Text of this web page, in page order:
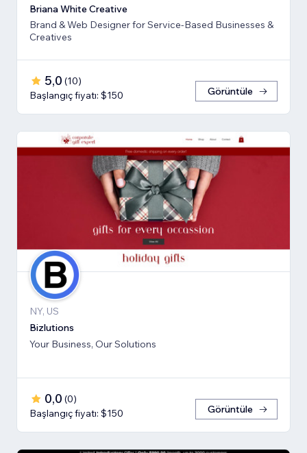
Briana White Creative
Brand & Web Designer for Service-Based Businesses &
Creatives
5,0 (10)
Başlangıç fiyatı: $150
Görüntüle
NY, US
Bizlutions
Your Business, Our Solutions
0,0 (0)
Başlangıç fiyatı: $150
Görüntüle